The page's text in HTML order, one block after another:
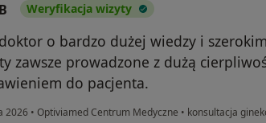
Weryfikacja wizyty
o bardzo dużej wiedzy i
zawsze prowadzone z dużą
do pacjenta.
2026 • Optiviamed Centrum Medyczne • konsultacja